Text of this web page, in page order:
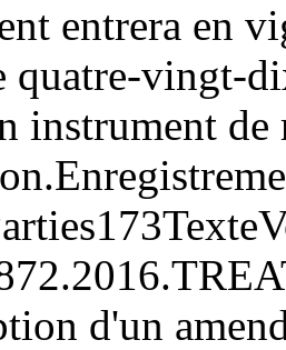
entrera en
quatre-vingt-
instrument
173Texte
d'un